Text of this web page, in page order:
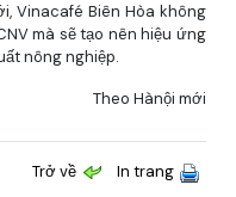
Vinacafé Biên Hòa không
mà sẽ tạo nên hiệu ứng
nông nghiệp.
Theo Hànội mới
Trở về In trang